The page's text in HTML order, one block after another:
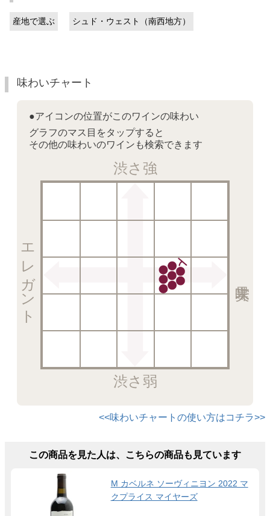
産地で選ぶ シュド・ウェスト（南西地方）
味わいチャート
●アイコンの位置がこのワインの味わい
グラフのマス目をタップすると
その他の味わいのワインも検索できます
渋さ強
渋さ弱
エレガント
<<味わいチャートの使い方はコチラ>>
この商品を見た人は、こちらの商品も見ています
M カベルネ ソーヴィニヨン 2022 マ
クプライス マイヤーズ